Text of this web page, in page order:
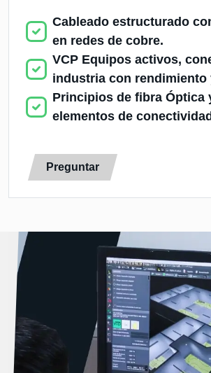
Cableado estructurado
en redes de cobre.
VCP Equipos activos,
industria con rendimiento
Principios de fibra Óptica
elementos de
Preguntar